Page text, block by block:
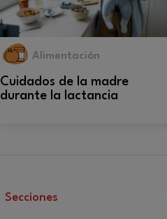
Alimentación
Cuidados de la madre
durante la lactancia
Secciones